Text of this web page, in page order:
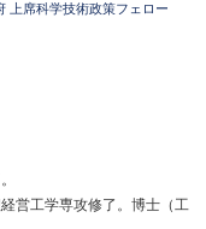
上席科学技術政策フェロー
営工学専攻修了。博士（工